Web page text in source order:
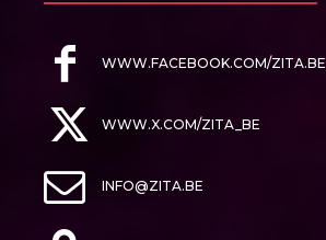
WWW.FACEBOOK.COM/ZITA.BE
WWW.X.COM/ZITA_BE
INFO@ZITA.BE